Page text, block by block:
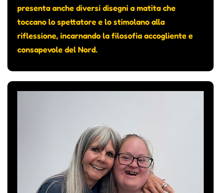
presenta anche diversi disegni a matita che
toccano lo spettatore e lo stimolano alla
riflessione, incarnando la filosofia accogliente e
consapevole del Nord.